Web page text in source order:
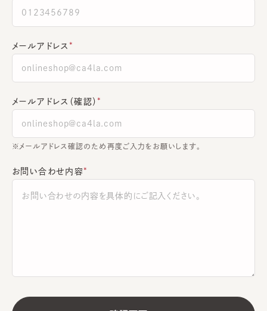
メールアドレス
メールアドレス（確認）
※メールアドレス確認のため再度ご入力をお願いします。
お問い合わせ内容